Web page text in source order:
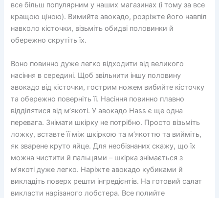
все більш популярним у наших магазинах (і тому за все
кращою ціною). Вимийте авокадо, розріжте його навпіл
навколо кісточки, візьміть обидві половинки й
обережно скрутіть їх.
Воно повинно дуже легко відходити від великого
насіння в середині. Щоб звільнити іншу половину
авокадо від кісточки, гострим ножем вибийте кісточку
та обережно поверніть її. Насіння повинно плавно
відділятися від м’якоті. У авокадо Hass є ще одна
перевага. Знімати шкірку не потрібно. Просто візьміть
ложку, вставте її між шкіркою та м’якоттю та вийміть,
як зварене круто яйце. Для необізнаних скажу, що їх
можна чистити й пальцями – шкірка знімається з
м’якоті дуже легко. Наріжте авокадо кубиками й
викладіть поверх решти інгредієнтів. На готовий салат
викласти нарізаного лобстера. Все полийте